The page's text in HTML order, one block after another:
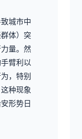
城市中
体）突
量。然
臂利以
，特别
种现象
形势日